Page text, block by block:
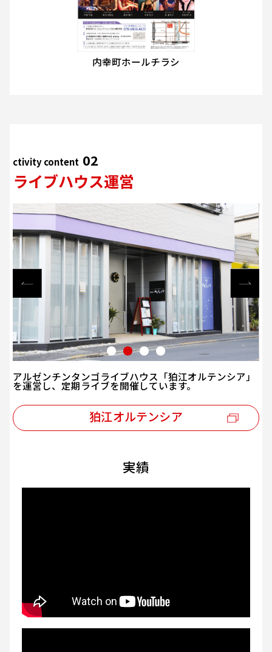
内幸町ホールチラシ
ctivity content 02
ライブハウス運営
アルゼンチンタンゴライブハウス「狛江オルテンシア」
を運営し、定期ライブを開催しています。
狛江オルテンシア
実績